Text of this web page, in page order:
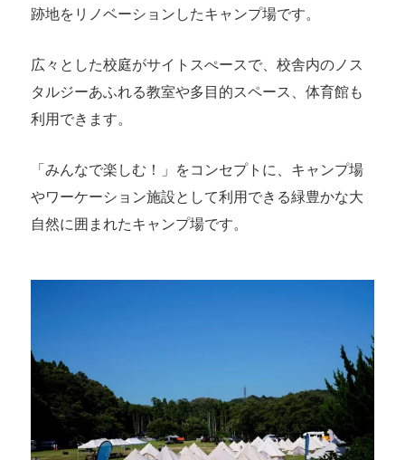
跡地をリノベーションしたキャンプ場です。
広々とした校庭がサイトスぺースで、校舎内のノス
タルジーあふれる教室や多目的スペース、体育館も
利用できます。
「みんなで楽しむ！」をコンセプトに、キャンプ場
やワーケーション施設として利用できる緑豊かな大
自然に囲まれたキャンプ場です。